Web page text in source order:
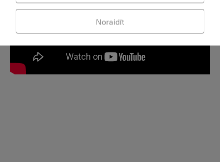
Noraidīt